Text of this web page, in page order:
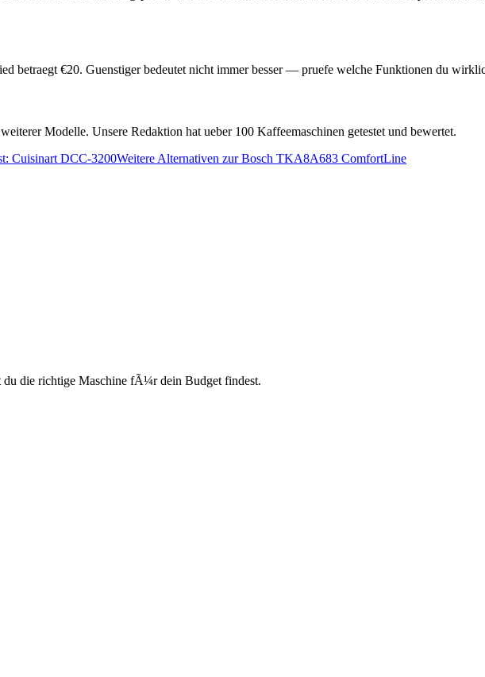
betraegt €20. Guenstiger bedeutet nicht immer besser — pruefe welche Funktionen du
Modelle. Unsere Redaktion hat ueber 100 Kaffeemaschinen getestet und bewertet.
Cuisinart DCC-3200Weitere Alternativen zurBosch TKA8A683 ComfortLine
die richtige Maschine fÃ¼r dein Budget findest.